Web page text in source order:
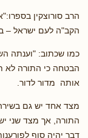
הרב סורוצקין
הקב"ה לעם ישראל –
כמו שכתוב: "וענתה
הבטחה כי התורה לא
אותה מדור לדור.
מצד אחד יש גם
התורה, אך מצד שני
דבר יהיה סוף